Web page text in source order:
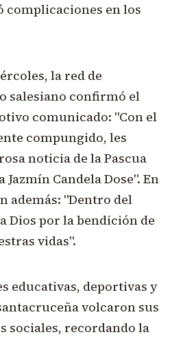
complicaciones en los
la red de
salesiano confirmó el
comunicado: "Con el
compungido, les
noticia de la Pascua
Candela Dose". En
además: "Dentro del
Dios por la bendición de
vidas".
educativas, deportivas y
volcaron sus
sociales, recordando la